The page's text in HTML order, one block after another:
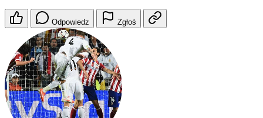
Odpowiedz Zgłoś